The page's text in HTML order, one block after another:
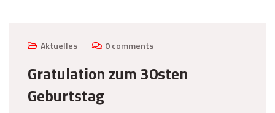
Aktuelles 0 comments
Gratulation zum 30sten
Geburtstag